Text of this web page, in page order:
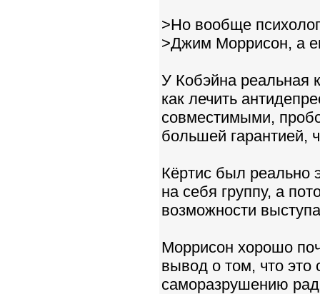
>Но вообще
>Джим Моррисон, а
У Кобэйна реальная
как лечить
совместимыми,
большей гарантией,
Кёртис был реально
на себя группу, а
возможности
Моррисон хорошо
вывод о том, что это
саморазрушению